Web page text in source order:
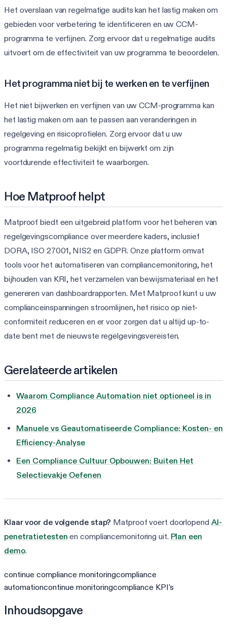
Het overslaan van regelmatige audits kan het lastig maken om
gebieden voor verbetering te identificeren en uw CCM-
programma te verfijnen. Zorg ervoor dat u regelmatige audits
uitvoert om de effectiviteit van uw programma te beoordelen.
Het programma niet bij te werken en te verfijnen
Het niet bijwerken en verfijnen van uw CCM-programma kan
het lastig maken om aan te passen aan veranderingen in
regelgeving en risicoprofielen. Zorg ervoor dat u uw
programma regelmatig bekijkt en bijwerkt om zijn
voortdurende effectiviteit te waarborgen.
Hoe Matproof helpt
Matproof biedt een uitgebreid platform voor het beheren van
regelgevingscompliance over meerdere kaders, inclusief
DORA, ISO 27001, NIS2 en GDPR. Onze platform omvat
tools voor het automatiseren van compliancemonitoring, het
bijhouden van KRI, het verzamelen van bewijsmateriaal en het
genereren van dashboardrapporten. Met Matproof kunt u uw
complianceinspanningen stroomlijnen, het risico op niet-
conformiteit reduceren en er voor zorgen dat u altijd up-to-
date bent met de nieuwste regelgevingsvereisten.
Gerelateerde artikelen
Waarom Compliance Automation niet optioneel is in
2026
Manuele vs Geautomatiseerde Compliance: Kosten- en
Efficiency-Analyse
Een Compliance Cultuur Opbouwen: Buiten Het
Selectievakje Oefenen
Klaar voor de volgende stap? Matproof voert doorlopend AI-
penetratietesten en compliancemonitoring uit. Plan een
demo.
continue compliance monitoringcompliance
automationcontinue monitoringcompliance KPI's
Inhoudsopgave